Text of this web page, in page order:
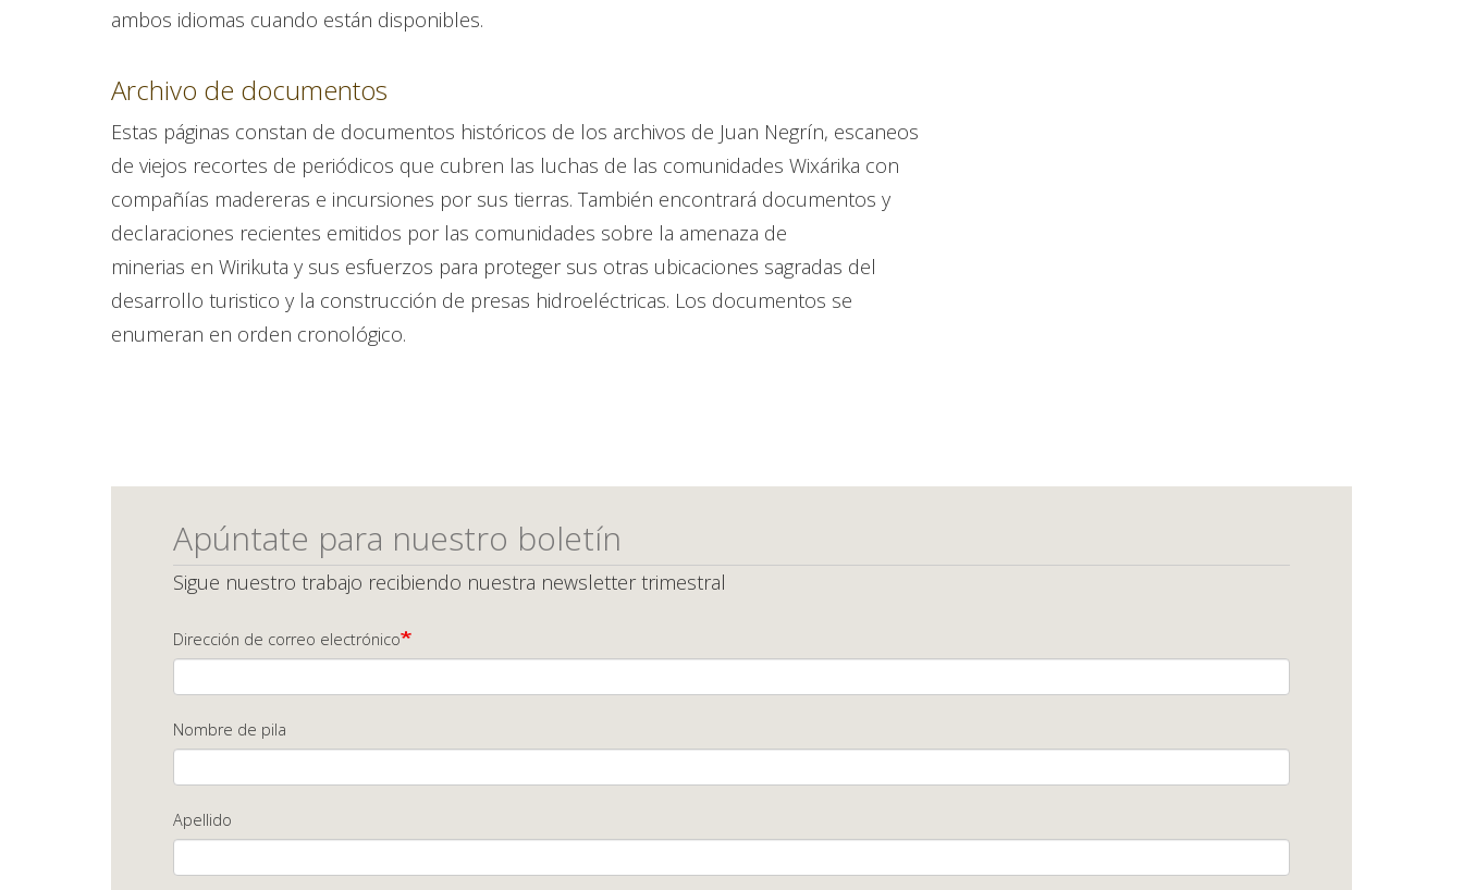
ambos idiomas cuando están disponibles.
Archivo de documentos
Estas páginas constan de documentos históricos de los archivos de Juan Negrín, escaneos
de viejos recortes de periódicos que cubren las luchas de las comunidades Wixárika con
compañías madereras e incursiones por sus tierras. También encontrará documentos y
declaraciones recientes emitidos por las comunidades sobre la amenaza de
minerias en Wirikuta y sus esfuerzos para proteger sus otras ubicaciones sagradas del
desarrollo turistico y la construcción de presas hidroeléctricas. Los documentos se
enumeran en orden cronológico.
Apúntate para nuestro boletín
Sigue nuestro trabajo recibiendo nuestra newsletter trimestral
Dirección de correo electrónico
Nombre de pila
Apellido